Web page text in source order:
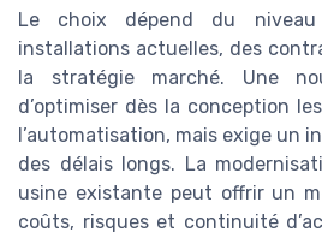
Le choix dépend du
installations actuelles, des
la stratégie marché. Une
d’optimiser dès la conception
l’automatisation, mais exige un
des délais longs. La
usine existante peut offrir un
coûts, risques et continuité